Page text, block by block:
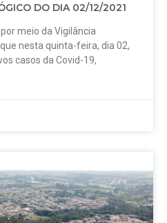
DO DIA 02/12/2021
meio da Vigilância
nesta quinta-feira, dia 02,
casos da Covid-19,